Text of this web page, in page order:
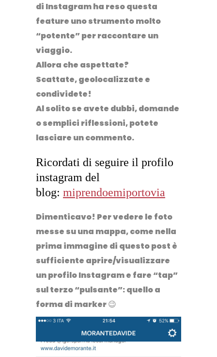
di Instagramha reso questa
feature uno strumento molto
“potente” per raccontare un
viaggio.
Allora che aspettate?
Scattate, geolocalizzate e
condividete!
Al solito se avete dubbi, domande
o semplici riflessioni, potete
lasciare un commento.
Ricordati di seguire il profilo
instagram del
blog: miprendoemiportovia
Dimenticavo! Per vedere le foto
messe su una mappa, come nella
prima immagine di questo post è
sufficiente aprire/visualizzare
un profilo Instagram e fare “tap”
sul terzo “pulsante”: quello a
forma di marker 😉